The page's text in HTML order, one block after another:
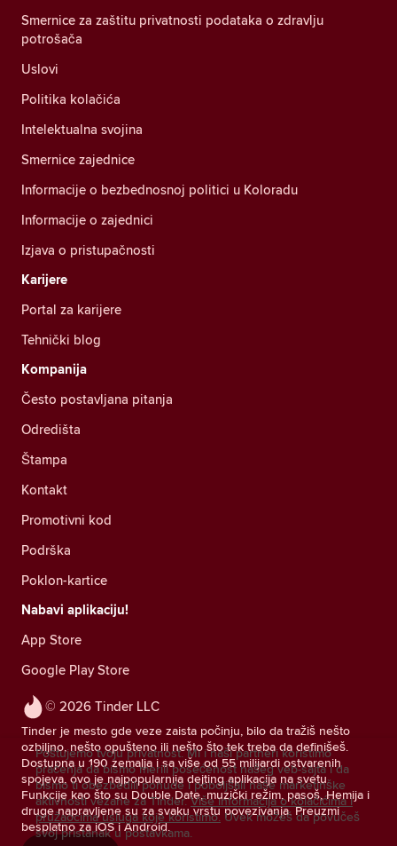
© 2026 Tinder LLC
Tinder je mesto gde veze zaista počinju, bilo da tražiš nešto
ozbiljno, nešto opušteno ili nešto što tek treba da definišeš.
Dostupna u 190 zemalja i sa više od 55 milijardi ostvarenih
spojeva, ovo je najpopularnija dejting aplikacija na svetu.
Funkcije kao što su Double Date, muzički režim, pasoš, Hemija i
druge napravljene su za svaku vrstu povezivanja. Preuzmi
besplatno za iOS i Android.
Smernice za zaštitu privatnosti podataka o zdravlju
potrošača
Uslovi
Politika kolačića
Intelektualna svojina
Smernice zajednice
Informacije o bezbednosnoj politici u Koloradu
Informacije o zajednici
Izjava o pristupačnosti
Karijere
Portal za karijere
Tehnički blog
Kompanija
Često postavljana pitanja
Odredišta
Štampa
Kontakt
Promotivni kod
Podrška
Poklon-kartice
Nabavi aplikaciju!
App Store
Google Play Store
Poštujemo tvoju privatnost. Mi i naši partneri koristimo
praćenja da bismo merili posećenost našeg veb-sajta i da
bismo ti obezbedili ponude i poboljšali naše marketinške
aktivnosti vezane za Tinder. Više informacija o kolačićima i
pružaocima usluga koje koristimo. Uvek možeš da povučeš
svoj pristanak u postavkama.